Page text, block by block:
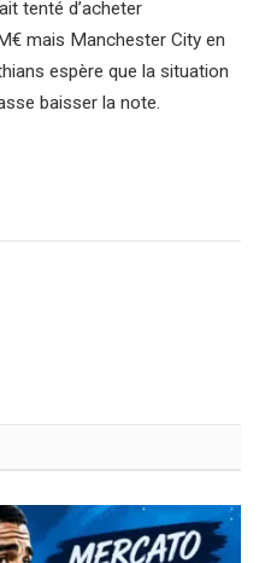
tenté d’acheter
mais Manchester City en
espère que la situation
baisser la note.